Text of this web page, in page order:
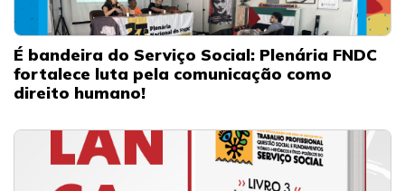
É bandeira do Serviço Social: Plenária FNDC
fortalece luta pela comunicação como
direito humano!